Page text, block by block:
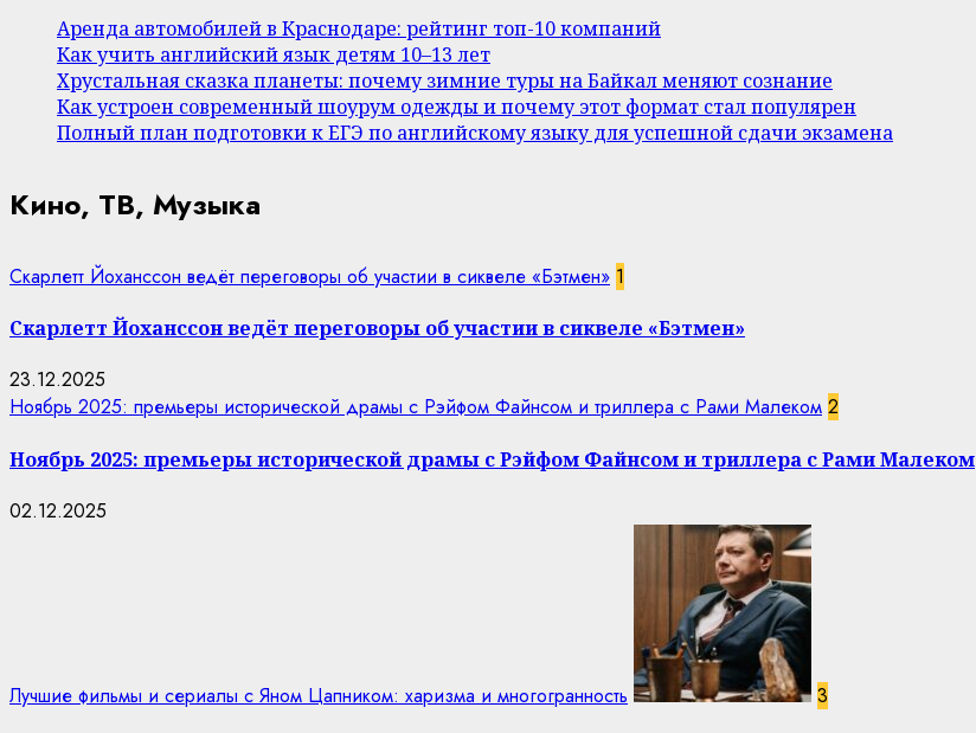
Аренда автомобилей в Краснодаре: рейтинг топ-10 компаний
Как учить английский язык детям 10–13 лет
Хрустальная сказка планеты: почему зимние туры на Байкал меняют сознание
Как устроен современный шоурум одежды и почему этот формат стал популярен
Полный план подготовки к ЕГЭ по английскому языку для успешной сдачи экзамена
Кино, ТВ, Музыка
Скарлетт Йоханссон ведёт переговоры об участии в сиквеле «Бэтмен» 1
Скарлетт Йоханссон ведёт переговоры об участии в сиквеле «Бэтмен»
23.12.2025
Ноябрь 2025: премьеры исторической драмы с Рэйфом Файнсом и триллера с Рами Малеком 2
Ноябрь 2025: премьеры исторической драмы с Рэйфом Файнсом и триллера с Рами Малеком
02.12.2025
Лучшие фильмы и сериалы с Яном Цапником: харизма и многогранность 3